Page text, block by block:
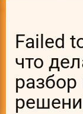
Failed
что